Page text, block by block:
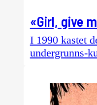
«Girl, give
I 1990 kastet
undergrunns-